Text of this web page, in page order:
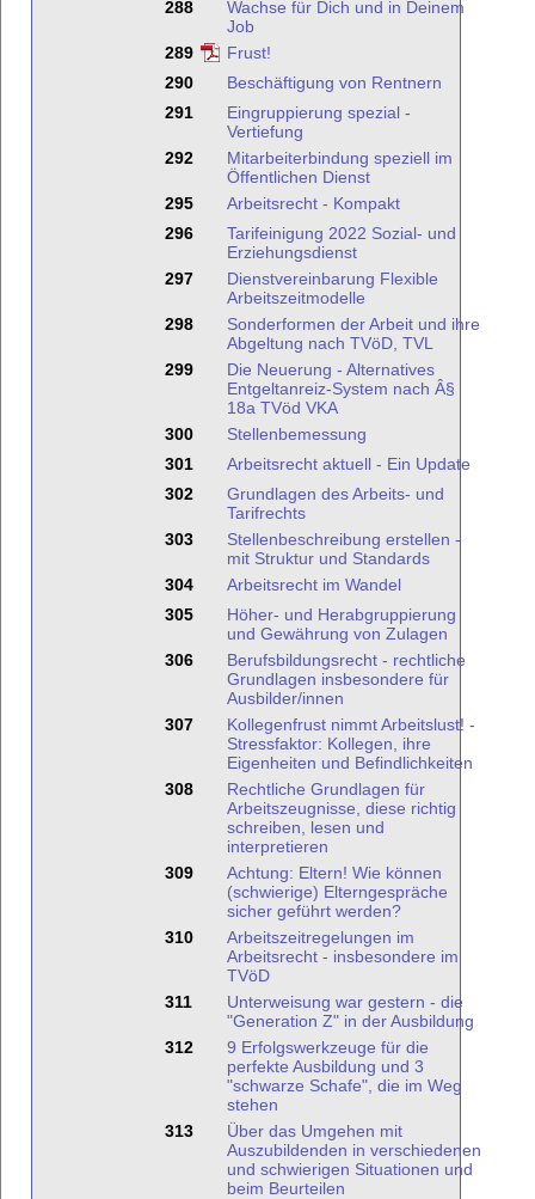
288
Wachse für Dich und in Deinem
Job
289
Frust!
290
Beschäftigung von Rentnern
291
Eingruppierung spezial -
Vertiefung
292
Mitarbeiterbindung speziell im
Öffentlichen Dienst
295
Arbeitsrecht - Kompakt
296
Tarifeinigung 2022 Sozial- und
Erziehungsdienst
297
Dienstvereinbarung Flexible
Arbeitszeitmodelle
298
Sonderformen der Arbeit und ihre
Abgeltung nach TVöD, TVL
299
Die Neuerung - Alternatives
Entgeltanreiz-System nach Â§
18a TVöd VKA
300
Stellenbemessung
301
Arbeitsrecht aktuell - Ein Update
302
Grundlagen des Arbeits- und
Tarifrechts
303
Stellenbeschreibung erstellen -
mit Struktur und Standards
304
Arbeitsrecht im Wandel
305
Höher- und Herabgruppierung
und Gewährung von Zulagen
306
Berufsbildungsrecht - rechtliche
Grundlagen insbesondere für
Ausbilder/innen
307
Kollegenfrust nimmt Arbeitslust! -
Stressfaktor: Kollegen, ihre
Eigenheiten und Befindlichkeiten
308
Rechtliche Grundlagen für
Arbeitszeugnisse, diese richtig
schreiben, lesen und
interpretieren
309
Achtung: Eltern! Wie können
(schwierige) Elterngespräche
sicher geführt werden?
310
Arbeitszeitregelungen im
Arbeitsrecht - insbesondere im
TVöD
311
Unterweisung war gestern - die
"Generation Z" in der Ausbildung
312
9 Erfolgswerkzeuge für die
perfekte Ausbildung und 3
"schwarze Schafe", die im Weg
stehen
313
Über das Umgehen mit
Auszubildenden in verschiedenen
und schwierigen Situationen und
beim Beurteilen